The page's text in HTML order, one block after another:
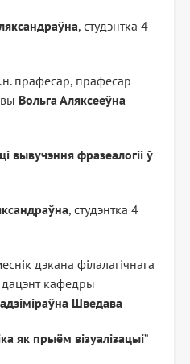
, студэнтка 4
прафесар, прафесар
Вольга Аляксееўна
вывучэння фразеалогіі ў
, студэнтка 4
дэкана філалагічнага
дацэнт кафедры
Шведава
як прыём візуалізацыі”